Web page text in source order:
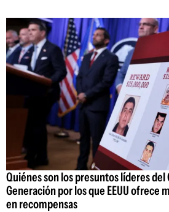
Quiénes son los presuntos líderes del
Generación por los que EEUU ofrece
en recompensas